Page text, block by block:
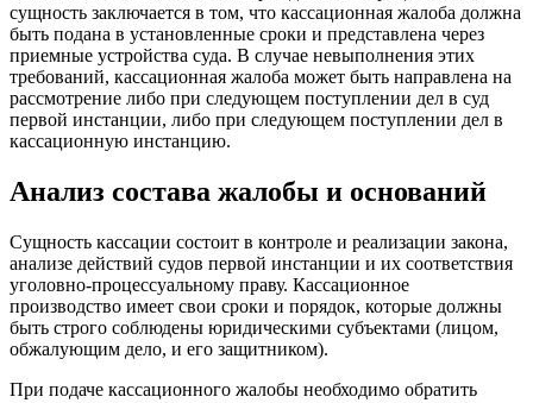
сущность заключается в том, что кассационная жалоба должна
быть подана в установленные сроки и представлена через
приемные устройства суда. В случае невыполнения этих
требований, кассационная жалоба может быть направлена на
рассмотрение либо при следующем поступлении дел в суд
первой инстанции, либо при следующем поступлении дел в
кассационную инстанцию.
Анализ состава жалобы и оснований
Сущность кассации состоит в контроле и реализации закона,
анализе действий судов первой инстанции и их соответствия
уголовно-процессуальному праву. Кассационное
производство имеет свои сроки и порядок, которые должны
быть строго соблюдены юридическими субъектами (лицом,
обжалующим дело, и его защитником).
При подаче кассационного жалобы необходимо обратить